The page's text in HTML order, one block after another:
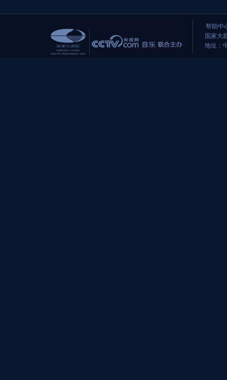
帮助中
国家大
地址：